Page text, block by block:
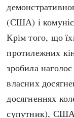
(США) і
Крім того, що
протилежних
зробила наголос
власних
досягненнях
супутник), США